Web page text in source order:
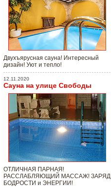
Двухъярусная сауна! Интересный
дизайн! Уют и тепло!
12.11.2020
Сауна на улице Свободы
ОТЛИЧНАЯ ПАРНАЯ!
РАССЛАБЛЯЮЩИЙ МАССАЖ! ЗАРЯД
БОДРОСТИ и ЭНЕРГИИ!